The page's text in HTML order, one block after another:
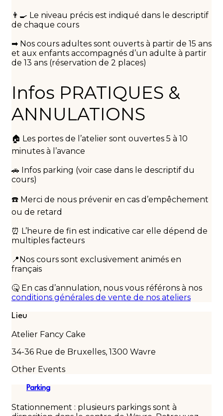
👨‍🍳 Le niveau précis est indiqué dans le descriptif
de chaque cours
➡ ️Nos cours adultes sont ouverts à partir de 15 ans
et aux enfants accompagnés d’un adulte à partir
de 13 ans (réservation de 2 places)
Infos PRATIQUES &
ANNULATIONS
🏠 Les portes de l’atelier sont ouvertes 5 à 10
minutes à l’avance
🚗 Infos parking (voir case dans le descriptif du
cours)
☎️ Merci de nous prévenir en cas d’empêchement
ou de retard
⏰ L’heure de fin est indicative car elle dépend de
multiples facteurs
📍Nos cours sont exclusivement animés en
français
🤒 En cas d’annulation, nous vous référons à nos
conditions générales de vente de nos ateliers
Lieu
Atelier Fancy Cake
34-36 Rue de Bruxelles, 1300 Wavre
Other Events
Parking
Stationnement : plusieurs parkings sont à